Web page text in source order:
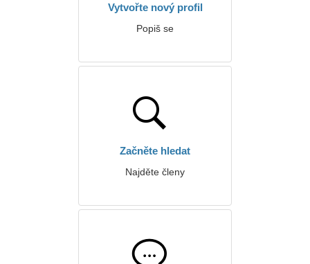
Vytvořte nový profil
Popiš se
Začněte hledat
Najděte členy